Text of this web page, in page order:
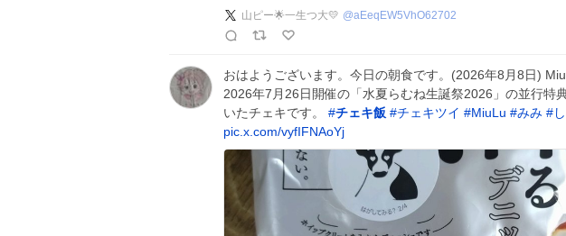
山ピー🌟一生つ大💛 @aEeqEW5VhO62702
おはようございます。今日の朝食です。(2026年8月8日)
2026年7月26日開催の「水夏らむね生誕祭2026」の並行特
いたチェキです。 #チェキ飯 #チェキツイ #MiuLu #みみ #
pic.x.com/vyfIFNAoYj